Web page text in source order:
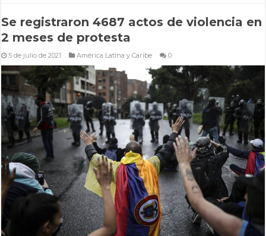
Se registraron 4687 actos de violencia en
2 meses de protesta
5 de julio de 2021 América Latina y Caribe 0